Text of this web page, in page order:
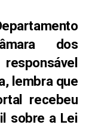
dos
lembra que
recebeu
sobre a Lei